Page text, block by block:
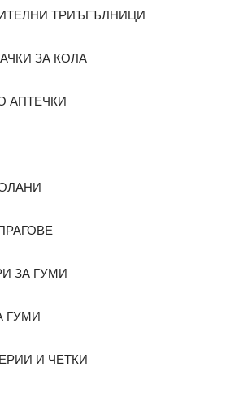
ТРИЪГЪЛНИЦИ
ЗА КОЛА
АПТЕЧКИ
ЗА ГУМИ
ГУМИ
И ЧЕТКИ